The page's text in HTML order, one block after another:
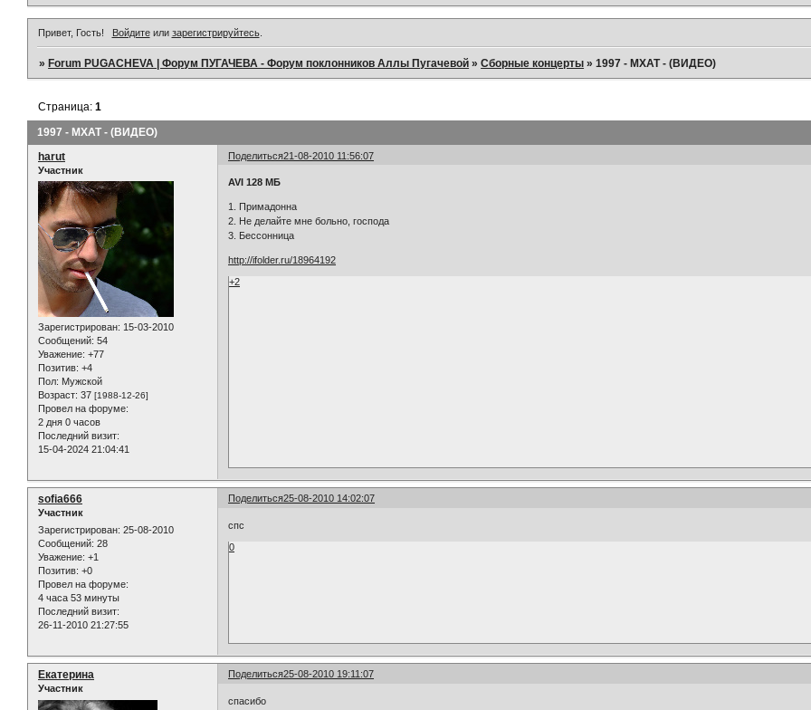
Привет, Гость! Войдитеили зарегистрируйтесь.
»Forum PUGACHEVA | Форум ПУГАЧЕВА - Форум поклонников Аллы Пугачевой »Сборные концерты »1997 - МХАТ - (ВИДЕО)
1997 - МХАТ - (ВИДЕО)
Страница:1
Поделиться21-08-2010 11:56:07
harut
Участник
Зарегистрирован: 15-03-2010
Сообщений: 54
Уважение: +77
Позитив: +4
Пол: Мужской
Возраст: 37 [1988-12-26]
Провел на форуме:
2 дня 0 часов
Последний визит:
15-04-2024 21:04:41
AVI 128 МБ
1. Примадонна
2. Не делайте мне больно, господа
3. Бессонница
http://ifolder.ru/18964192
+2
Поделиться25-08-2010 14:02:07
sofia666
Участник
Зарегистрирован: 25-08-2010
Сообщений: 28
Уважение: +1
Позитив: +0
Провел на форуме:
4 часа 53 минуты
Последний визит:
26-11-2010 21:27:55
спс
0
Поделиться25-08-2010 19:11:07
Екатерина
Участник
спасибо